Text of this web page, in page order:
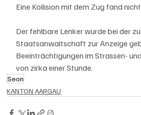
Eine Kollision mit dem Zug fand
Der fehlbare Lenker wurde bei der
Staatsanwaltschaft zur Anzeige
Beeinträchtigungen im Strassen-
von zirka einer Stunde.
Seon
KANTON AARGAU